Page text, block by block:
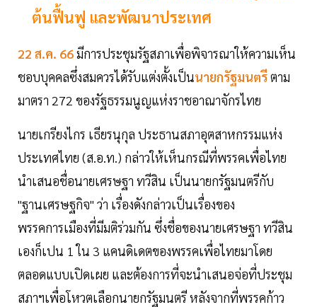
ต้นฟื้นฟู และพัฒนาประเทศ
22 ส.ค. 66มีการประชุมรัฐสภาเพื่อพิจารณาให้ความเห็น
ชอบบุคคลซึ่งสมควรได้รับแต่งตั้งเป็นนายกรัฐมนตรีตาม
มาตรา 272 ของรัฐธรรมนูญแห่งราชอาณาจักรไทย
นายเกรียงไกร เธียรนุกุล ประธานสภาอุตสาหกรรมแห่ง
ประเทศไทย (ส.อ.ท.) กล่าวให้เห็นกรณีที่พรรคเพื่อไทย
นำเสนอชื่อนายเศรษฐา ทวีสิน เป็นนายกรัฐมนตรีกับ
"ฐานเศรษฐกิจ" ว่า เรื่องดังกล่าวเป็นเรื่องของ
พรรคการเมืองที่มีมติร่วมกัน ซึ่งชื่อของนายเศรษฐา ทวีสิน
เองก็เปน 1 ใน 3 แคนดิเดตของพรรคเพื่อไทยมาโดย
ตลอดแบบเปิดเผย และต้องการที่จะนำเสนอจ่อที่ประชุม
สภาฯเพื่อโหวตเลือกนายกรัฐมนตรี หลังจากที่พรรคก้าว